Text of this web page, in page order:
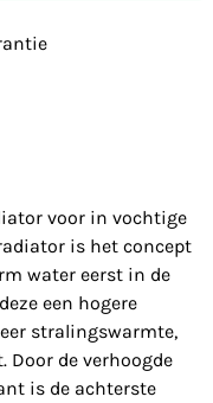
voor in vochtige
is het concept
water eerst in de
een hogere
stralingswarmte,
Door de verhoogde
is de achterste